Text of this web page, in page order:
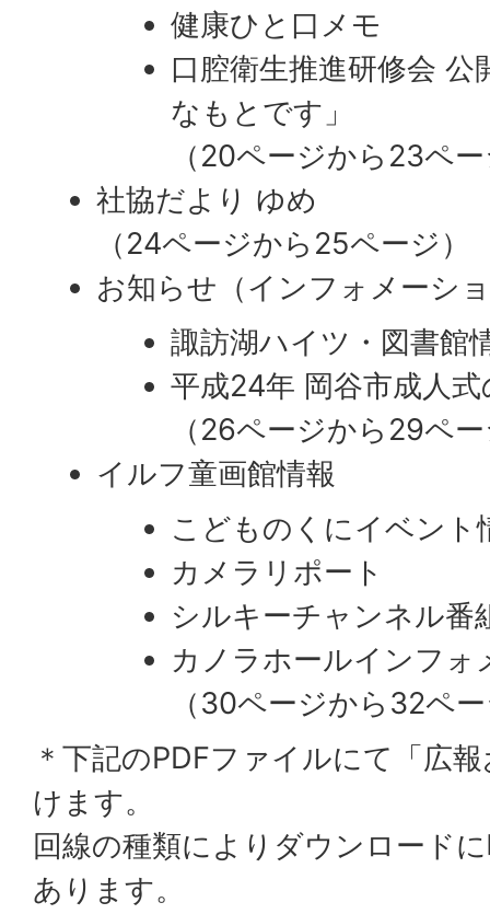
健康ひと口メモ
口腔衛生推進研修会
なもとです」
（20ページから23ペ
社協だより ゆめ
​​​​​​​（24ページから25ページ）
お知らせ（インフォメーシ
諏訪湖ハイツ・図書館
平成24年 岡谷市成人
（26ページから29ペ
イルフ童画館情報
こどものくにイベント
カメラリポート
シルキーチャンネル番
カノラホールインフォ
（30ページから32ペ
＊下記のPDFファイルにて「広
けます。
回線の種類によりダウンロード
あります。